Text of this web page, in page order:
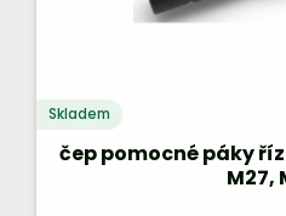
Skladem
čep pomocné páky
M27,